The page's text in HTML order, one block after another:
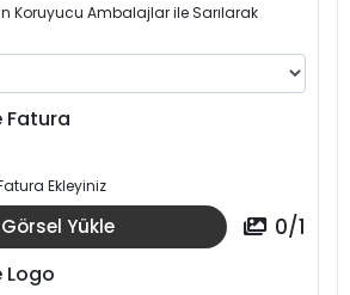
Koruyucu Ambalajlar ile Sarılarak
Fatura
Ekleyiniz
Görsel Yükle 0/1
Logo